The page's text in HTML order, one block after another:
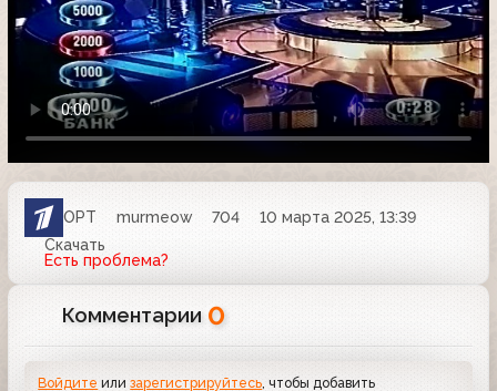
ОРТ murmeow 704
10 марта 2025, 13:39
Скачать
Есть проблема?
Комментарии 0
Войдите илизарегистрируйтесь, чтобы добавить